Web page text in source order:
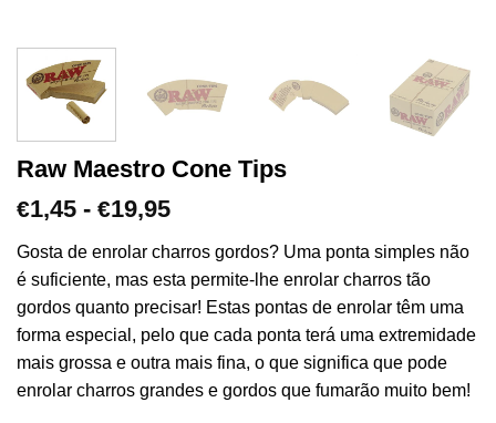
Raw Maestro Cone Tips
€1,45 - €19,95Gama
preços:
€1,45
a
€19,95
Gosta de enrolar charros gordos? Uma ponta simples não
é suficiente, mas esta permite-lhe enrolar charros tão
gordos quanto precisar! Estas pontas de enrolar têm uma
forma especial, pelo que cada ponta terá uma extremidade
mais grossa e outra mais fina, o que significa que pode
enrolar charros grandes e gordos que fumarão muito bem!